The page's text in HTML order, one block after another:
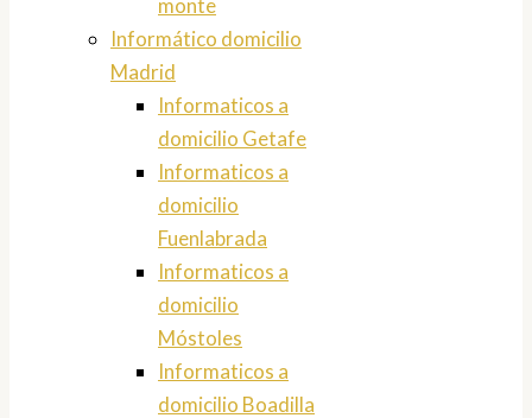
monte
Informático domicilio
Madrid
Informaticos a
domicilio Getafe
Informaticos a
domicilio
Fuenlabrada
Informaticos a
domicilio
Móstoles
Informaticos a
domicilio Boadilla